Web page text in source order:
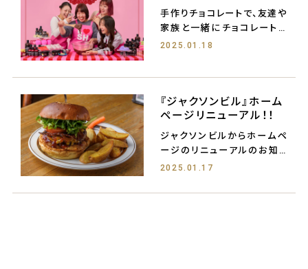
手作りチョコレートで、友達や
家族と一緒にチョコレートパ
ーティはいかが？
2025.01.18
『ジャクソンビル』ホーム
ページリニューアル！！
ジャクソンビルからホームペ
ージのリニューアルのお知ら
せです！
2025.01.17